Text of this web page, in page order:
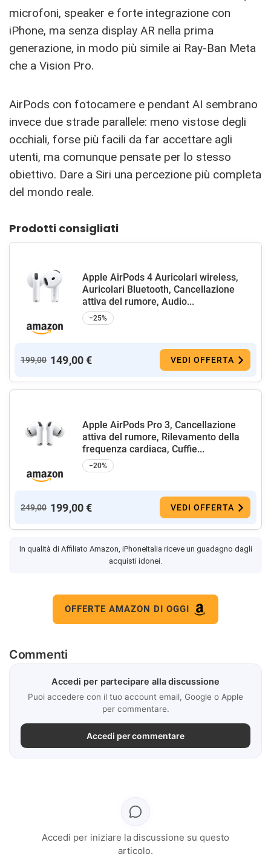
microfoni, speaker e forte integrazione con
iPhone, ma senza display AR nella prima
generazione, in modo più simile ai Ray-Ban Meta
che a Vision Pro.
AirPods con fotocamere e pendant AI sembrano
invece due strade parallele: meno vistose degli
occhiali, forse più facili da far accettare agli
utenti, ma comunque pensate per lo stesso
obiettivo. Dare a Siri una percezione più completa
del mondo reale.
Prodotti consigliati
Apple AirPods 4 Auricolari wireless,
Auricolari Bluetooth, Cancellazione
attiva del rumore, Audio...
−25%
199,00 149,00 € VEDI OFFERTA
Apple AirPods Pro 3, Cancellazione
attiva del rumore, Rilevamento della
frequenza cardiaca, Cuffie...
−20%
249,00 199,00 € VEDI OFFERTA
In qualità di Affiliato Amazon, iPhoneItalia riceve un guadagno dagli
acquisti idonei.
OFFERTE AMAZON DI OGGI
Commenti
Accedi per partecipare alla discussione
Puoi accedere con il tuo account email, Google o Apple
per commentare.
Accedi per commentare
Accedi per iniziare la discussione su questo
articolo.